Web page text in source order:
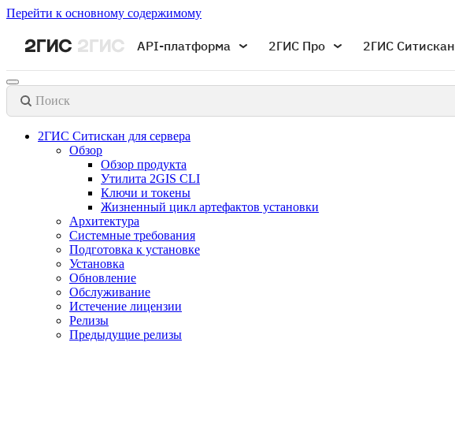
Перейти к основному содержимому
API-платформа 2ГИС Про 2ГИС Ситискан
Поиск
2ГИС Ситискан для сервера
Обзор
Обзор продукта
Утилита 2GIS CLI
Ключи и токены
Жизненный цикл артефактов установки
Архитектура
Системные требования
Подготовка к установке
Установка
Обновление
Обслуживание
Истечение лицензии
Релизы
Предыдущие релизы